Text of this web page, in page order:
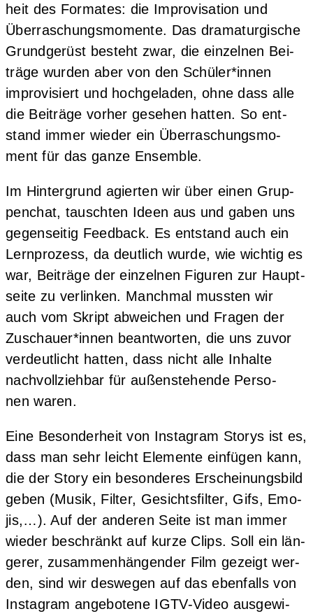
heit des For­ma­tes: die Impro­vi­sa­ti­on und
Über­ra­schungs­mo­men­te. Das dra­ma­tur­gi­sche
Grund­ge­rüst besteht zwar, die ein­zel­nen Bei­
trä­ge wur­den aber von den Schüler*innen
impro­vi­siert und hoch­ge­la­den, ohne dass alle
die Bei­trä­ge vor­her gese­hen hat­ten. So ent­
stand immer wie­der ein Über­ra­schungs­mo­
ment für das gan­ze Ensemble.
Im Hin­ter­grund agier­ten wir über einen Grup­
pen­chat, tausch­ten Ideen aus und gaben uns
gegen­sei­tig Feed­back. Es ent­stand auch ein
Lern­pro­zess, da deut­lich wur­de, wie wich­tig es
war, Bei­trä­ge der ein­zel­nen Figu­ren zur Haupt­
sei­te zu ver­lin­ken. Manch­mal muss­ten wir
auch vom Skript abwei­chen und Fra­gen der
Zuschauer*innen beant­wor­ten, die uns zuvor
ver­deut­licht hat­ten, dass nicht alle Inhal­te
nach­voll­zieh­bar für außen­ste­hen­de Per­so­
nen waren.
Eine Beson­der­heit von Insta­gram Sto­rys ist es,
dass man sehr leicht Ele­men­te ein­fü­gen kann,
die der Sto­ry ein beson­de­res Erschei­nungs­bild
geben (Musik, Fil­ter, Gesichts­fil­ter, Gifs, Emo­
jis,…). Auf der ande­ren Sei­te ist man immer
wie­der beschränkt auf kur­ze Clips. Soll ein län­
ge­rer, zusam­men­hän­gen­der Film gezeigt wer­
den, sind wir des­we­gen auf das eben­falls von
Insta­gram ange­bo­te­ne IGTV-Video aus­ge­wi­